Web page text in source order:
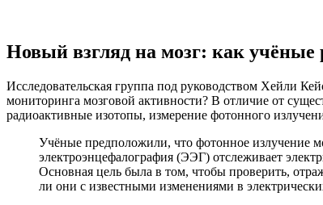
Новый взгляд на мозг: как
Исследовательская группа под руководством Хейли
мониторинга мозговой активности? В отличие от
радиоактивные изотопы, измерение фотонного
Учёные предположили, что фотонное излучение
электроэнцефалография (ЭЭГ) отслеживает
Основная цель была в том, чтобы проверить,
ли они с известными изменениями в